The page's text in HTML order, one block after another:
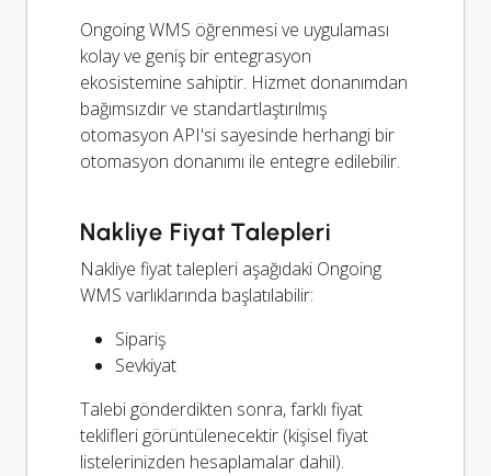
Ongoing WMS öğrenmesi ve uygulaması
kolay ve geniş bir entegrasyon
ekosistemine sahiptir. Hizmet donanımdan
bağımsızdır ve standartlaştırılmış
otomasyon API'si sayesinde herhangi bir
otomasyon donanımı ile entegre edilebilir.
Nakliye Fiyat Talepleri
Nakliye fiyat talepleri aşağıdaki Ongoing
WMS varlıklarında başlatılabilir:
Sipariş
Sevkiyat
Talebi gönderdikten sonra, farklı fiyat
teklifleri görüntülenecektir (kişisel fiyat
listelerinizden hesaplamalar dahil).